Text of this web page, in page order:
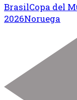
BrasilCopa del
2026Noruega